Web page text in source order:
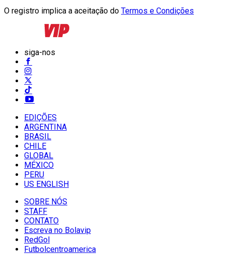
O registro implica a aceitação do Termos e Condições
siga-nos
EDIÇÕES
ARGENTINA
BRASIL
CHILE
GLOBAL
MÉXICO
PERU
US ENGLISH
SOBRE NÓS
STAFF
CONTATO
Escreva no Bolavip
RedGol
Futbolcentroamerica